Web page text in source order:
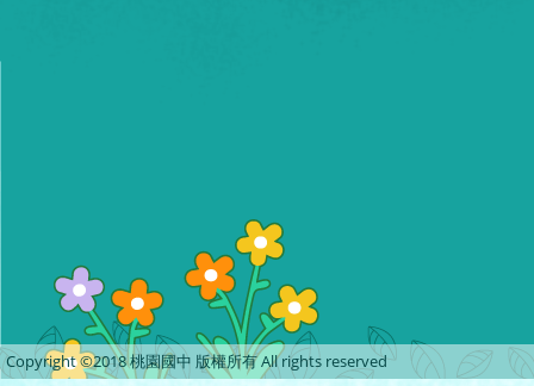
Copyright ©2018 桃園國中 版權所有 All rights reserved